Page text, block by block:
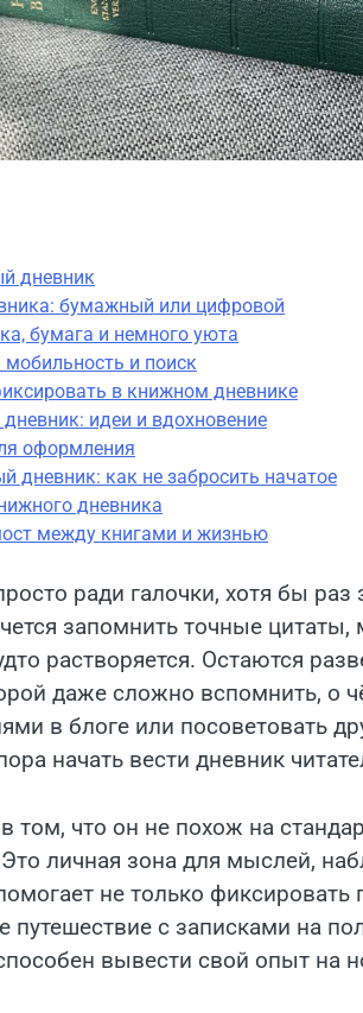
дневник
бумажный или цифровой
бумага и немного уюта
и поиск
в книжном дневнике
идеи и вдохновение
оформления
дневник: как не забросить начатое
дневника
между книгами и жизнью
ради галочки, хотя бы
запомнить точные
растворяется. Остаются
даже сложно вспомнить, о
в блоге или посоветовать
начать вести дневник
том, что он не похож на
личная зона для мыслей,
не только фиксировать
путешествие с записками на
вывести свой опыт на